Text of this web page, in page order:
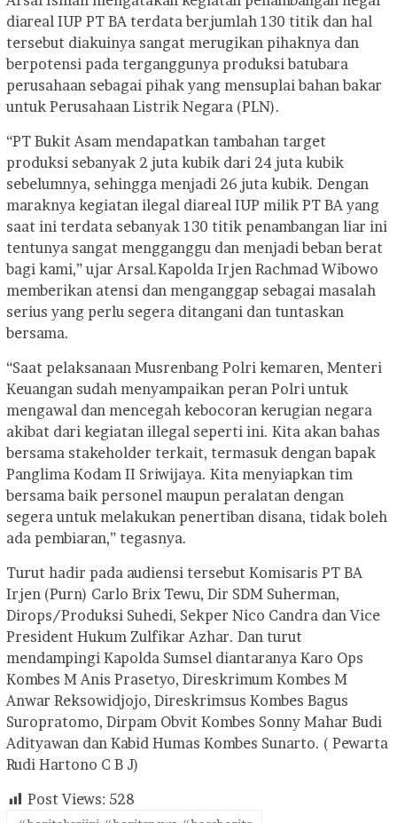
diareal IUP PT BA terdata berjumlah 130 titik dan hal
tersebut diakuinya sangat merugikan pihaknya dan
berpotensi pada terganggunya produksi batubara
perusahaan sebagai pihak yang mensuplai bahan bakar
untuk Perusahaan Listrik Negara (PLN).
“PT Bukit Asam mendapatkan tambahan target
produksi sebanyak 2 juta kubik dari 24 juta kubik
sebelumnya, sehingga menjadi 26 juta kubik. Dengan
maraknya kegiatan ilegal diareal IUP milik PT BA yang
saat ini terdata sebanyak 130 titik penambangan liar ini
tentunya sangat mengganggu dan menjadi beban berat
bagi kami,” ujar Arsal.Kapolda Irjen Rachmad Wibowo
memberikan atensi dan menganggap sebagai masalah
serius yang perlu segera ditangani dan tuntaskan
bersama.
“Saat pelaksanaan Musrenbang Polri kemaren, Menteri
Keuangan sudah menyampaikan peran Polri untuk
mengawal dan mencegah kebocoran kerugian negara
akibat dari kegiatan illegal seperti ini. Kita akan bahas
bersama stakeholder terkait, termasuk dengan bapak
Panglima Kodam II Sriwijaya. Kita menyiapkan tim
bersama baik personel maupun peralatan dengan
segera untuk melakukan penertiban disana, tidak boleh
ada pembiaran,” tegasnya.
Turut hadir pada audiensi tersebut Komisaris PT BA
Irjen (Purn) Carlo Brix Tewu, Dir SDM Suherman,
Dirops/Produksi Suhedi, Sekper Nico Candra dan Vice
President Hukum Zulfikar Azhar. Dan turut
mendampingi Kapolda Sumsel diantaranya Karo Ops
Kombes M Anis Prasetyo, Direskrimum Kombes M
Anwar Reksowidjojo, Direskrimsus Kombes Bagus
Suropratomo, Dirpam Obvit Kombes Sonny Mahar Budi
Adityawan dan Kabid Humas Kombes Sunarto. ( Pewarta
Rudi Hartono C B J)
Post Views: 528